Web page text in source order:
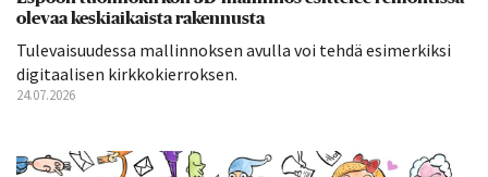
olevaa keskiaikaista rakennusta
Tulevaisuudessa mallinnoksen avulla voi tehdä esimerkiksi
digitaalisen kirkkokierroksen.
24.07.2026